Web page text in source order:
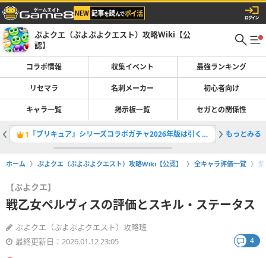
ぷよクエ（ぷよぷよクエスト）攻略Wiki【公
認】
コラボ情報 収集イベント 最強ランキング
リセマラ 名刺メーカー 初心者向け
キャラ一覧 掲示板一覧 セガとの関係性
1 『プリキュア』シリーズコラボガチャ2026年版は引くべき？ 2プリキ
もっとみる
ホーム ぷよクエ（ぷよぷよクエスト）攻略Wiki【公認】 全キャラ評価一覧
【ぷよクエ】
戦乙女ペルヴィスの評価とスキル・ステータス
ぷよクエ（ぷよぷよクエスト）攻略班
最終更新日：2026.01.12 23:05
4